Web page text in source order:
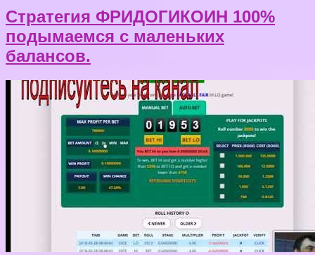
Стратегия ФРИДОГИКОИН 100%
подымаемся с маленьких
балансов.